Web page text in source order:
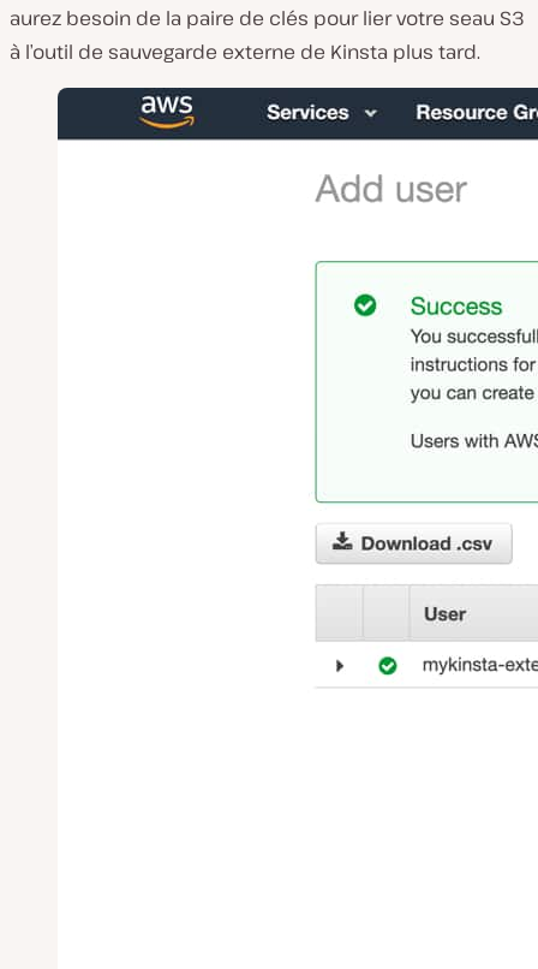
aurez besoin de la paire de clés pour lier votre seau S3
à l’outil de sauvegarde externe de Kinsta plus tard.